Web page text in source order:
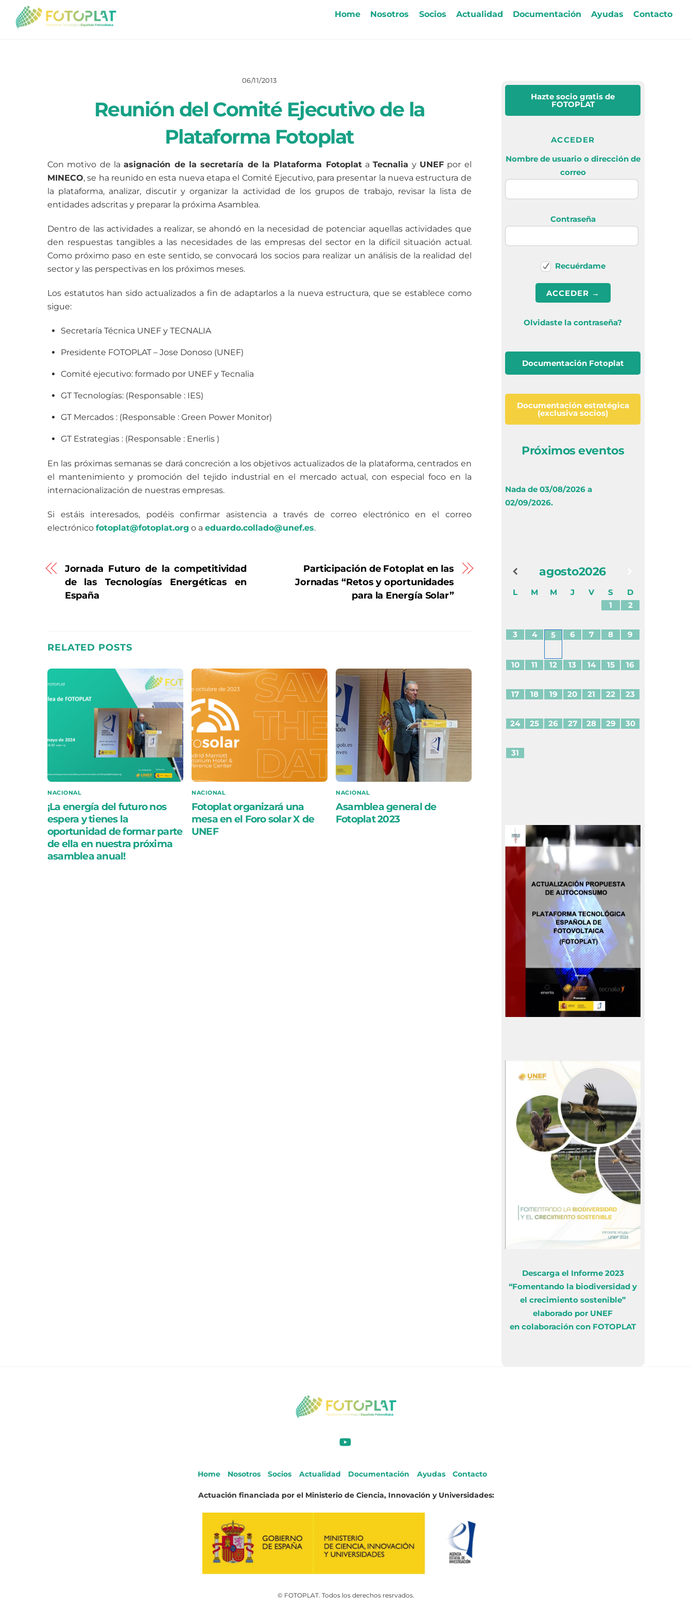
content
Home Nosotros Socios Actualidad Documentación Ayudas Contacto
06/11/2013
Reunión del Comité Ejecutivo de la
Plataforma Fotoplat
Con motivo de laasignación de la secretaría de la Plataforma FotoplataTecnalia y UNEFpor el
MINECO, se ha reunido en esta nueva etapa el Comité Ejecutivo, para presentar la nueva estructura de
la plataforma, analizar, discutir y organizar la actividad de los grupos de trabajo, revisar la lista de
entidades adscritas y preparar la próxima Asamblea.
Dentro de las actividades a realizar, se ahondó en la necesidad de potenciar aquellas actividades que
den respuestas tangibles a las necesidades de las empresas del sector en la difícil situación actual.
Como próximo paso en este sentido, se convocará los socios para realizar un análisis de la realidad del
sector y las perspectivas en los próximos meses.
Los estatutos han sido actualizados a fin de adaptarlos a la nueva estructura, que se establece como
sigue:
Secretaría Técnica UNEF y TECNALIA
Presidente FOTOPLAT – Jose Donoso (UNEF)
Comité ejecutivo: formado por UNEF y Tecnalia
GT Tecnologías: (Responsable : IES)
GT Mercados : (Responsable : Green Power Monitor)
GT Estrategias : (Responsable : Enerlis )
En las próximas semanas se dará concreción a los objetivos actualizados de la plataforma, centrados en
el mantenimiento y promoción del tejido industrial en el mercado actual, con especial foco en la
internacionalización de nuestras empresas.
Si estáis interesados, podéis confirmar asistencia a través de correo electrónico en el correo
electrónico fotoplat@fotoplat.org o a eduardo.collado@unef.es.
Jornada Futuro de la competitividad
de las Tecnologías Energéticas en
España
Participación de Fotoplat en las
Jornadas “Retos y oportunidades
para la Energía Solar”
RELATED POSTS
NACIONAL
¡La energía del futuro nos
espera y tienes la
oportunidad de formar parte
de ella en nuestra próxima
asamblea anual!
NACIONAL
Fotoplat organizará una
mesa en el Foro solar X de
UNEF
NACIONAL
Asamblea general de
Fotoplat 2023
Hazte socio gratis de
FOTOPLAT
ACCEDER
Nombre de usuario o dirección de
correo
Contraseña
Recuérdame
Olvidaste la contraseña?
Documentación Fotoplat
Documentación estratégica
(exclusiva socios)
Próximos eventos
Nada de 03/08/2026 a
02/09/2026.
agosto2026
L M M J V S
D
1
2
3 4 5 6 7 8 9
10 11 12 13 14 15 16
17 18 19 20 21 22 23
24 25 26 27 28 29 30
31
Descarga el Informe 2023
“Fomentando la biodiversidad y
el crecimiento sostenible”
elaborado por UNEF
en colaboración con FOTOPLAT
Home Nosotros Socios Actualidad Documentación Ayudas Contacto
Actuación financiada por el Ministerio de Ciencia, Innovación y Universidades:
© FOTOPLAT. Todos los derechos resrvados.